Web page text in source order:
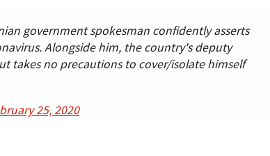
government spokesman confidently asserts
Alongside him, the country's deputy
takes no precautions to cover/isolate himself
25, 2020